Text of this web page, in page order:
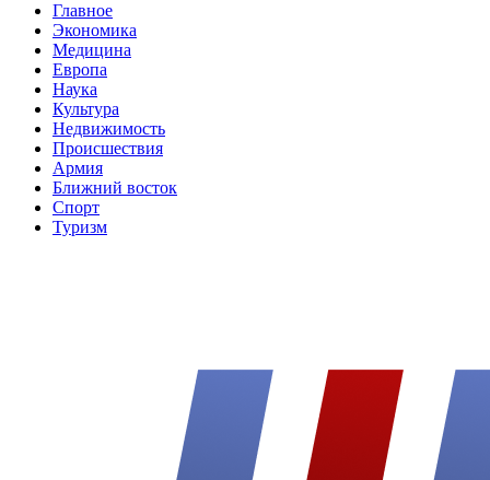
Главное
Экономика
Медицина
Европа
Наука
Культура
Недвижимость
Происшествия
Армия
Ближний восток
Спорт
Туризм